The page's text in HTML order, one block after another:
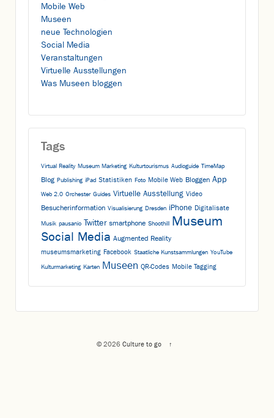
Mobile Web
Museen
neue Technologien
Social Media
Veranstaltungen
Virtuelle Ausstellungen
Was Museen bloggen
Tags
Virtual Reality Museum Marketing Kulturtourismus Audioguide TimeMap
Blog Publishing iPad Statistiken Foto Mobile Web Bloggen App
Web 2.0 Orchester Guides Virtuelle Ausstellung Video
Besucherinformation Visualisierung Dresden iPhone Digitalisate
Musik pausanio Twitter smartphone Shoothill Museum
Social Media Augmented Reality
museumsmarketing Facebook Staatliche Kunstsammlungen YouTube
Kulturmarketing Karten Museen QR-Codes Mobile Tagging
© 2026 Culture to go ↑